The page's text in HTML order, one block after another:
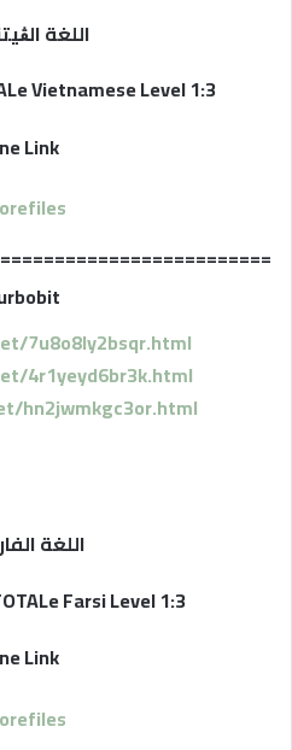
اللغة
Vietnamese Level 1:3
Link
7u8o8ly2bsqr.html
4r1yeyd6br3k.html
hn2jwmkgc3or.html
اللغة
Farsi Level 1:3
Link